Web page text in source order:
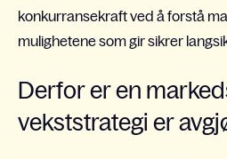
konkurransekraft ved å forstå
mulighetene som gir sikrer
Derfor er en
vekststrategi er